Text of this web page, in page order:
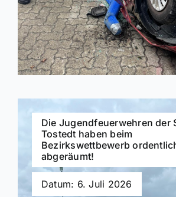
Die Jugendfeuerwehren der
Tostedt haben beim
Bezirkswettbewerb
abgeräumt!
Datum: 6. Juli 2026